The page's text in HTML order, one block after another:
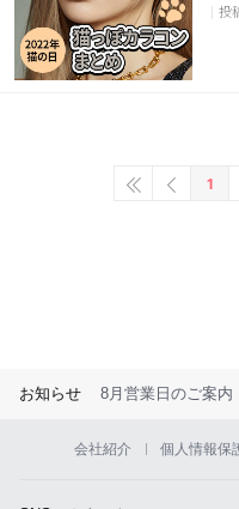
1
お知らせ 8月営業日のご案内
会社紹介 個人情報保